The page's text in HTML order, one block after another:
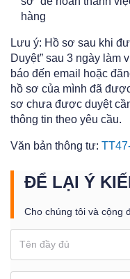
hàng
Lưu ý: Hồ sơ sau khi
Duyệt” sau 3 ngày làm
báo đến email hoặc
hồ sơ của mình đã
sơ chưa được duyệt
thông tin theo yêu cầu.
Văn bản thông tư:
ĐỂ LẠI Ý
Cho chúng tôi và cộng